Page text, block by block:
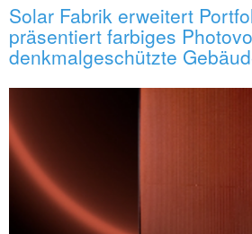
Solar Fabrik erweitert
präsentiert farbiges
denkmalgeschützte